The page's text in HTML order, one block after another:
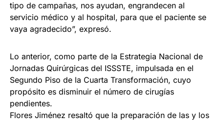
tipo de campañas, nos ayudan, engrandecen al
servicio médico y al hospital, para que el paciente se
vaya agradecido”, expresó.
Lo anterior, como parte de la Estrategia Nacional de
Jornadas Quirúrgicas del ISSSTE, impulsada en el
Segundo Piso de la Cuarta Transformación, cuyo
propósito es disminuir el número de cirugías
pendientes.
Flores Jiménez resaltó que la preparación de las y los